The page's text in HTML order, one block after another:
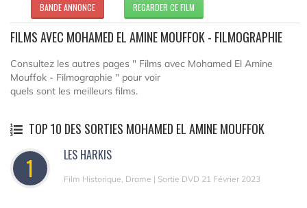
BANDE ANNONCE REGARDER CE FILM
FILMS AVEC MOHAMED EL AMINE MOUFFOK - FILMOGRAPHIE
Consultez les autres pages " Films avec Mohamed El Amine
Mouffok - Filmographie " pour voir
quels sont les meilleurs films.
TOP 10 DES SORTIES MOHAMED EL AMINE MOUFFOK
1 LES HARKIS
Film Historique, Drame | Sortie DVD 21 Février 2023